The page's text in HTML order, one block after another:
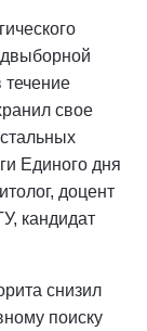
течение
свое
Единого дня
доцент
кандидат
снизил
поиску